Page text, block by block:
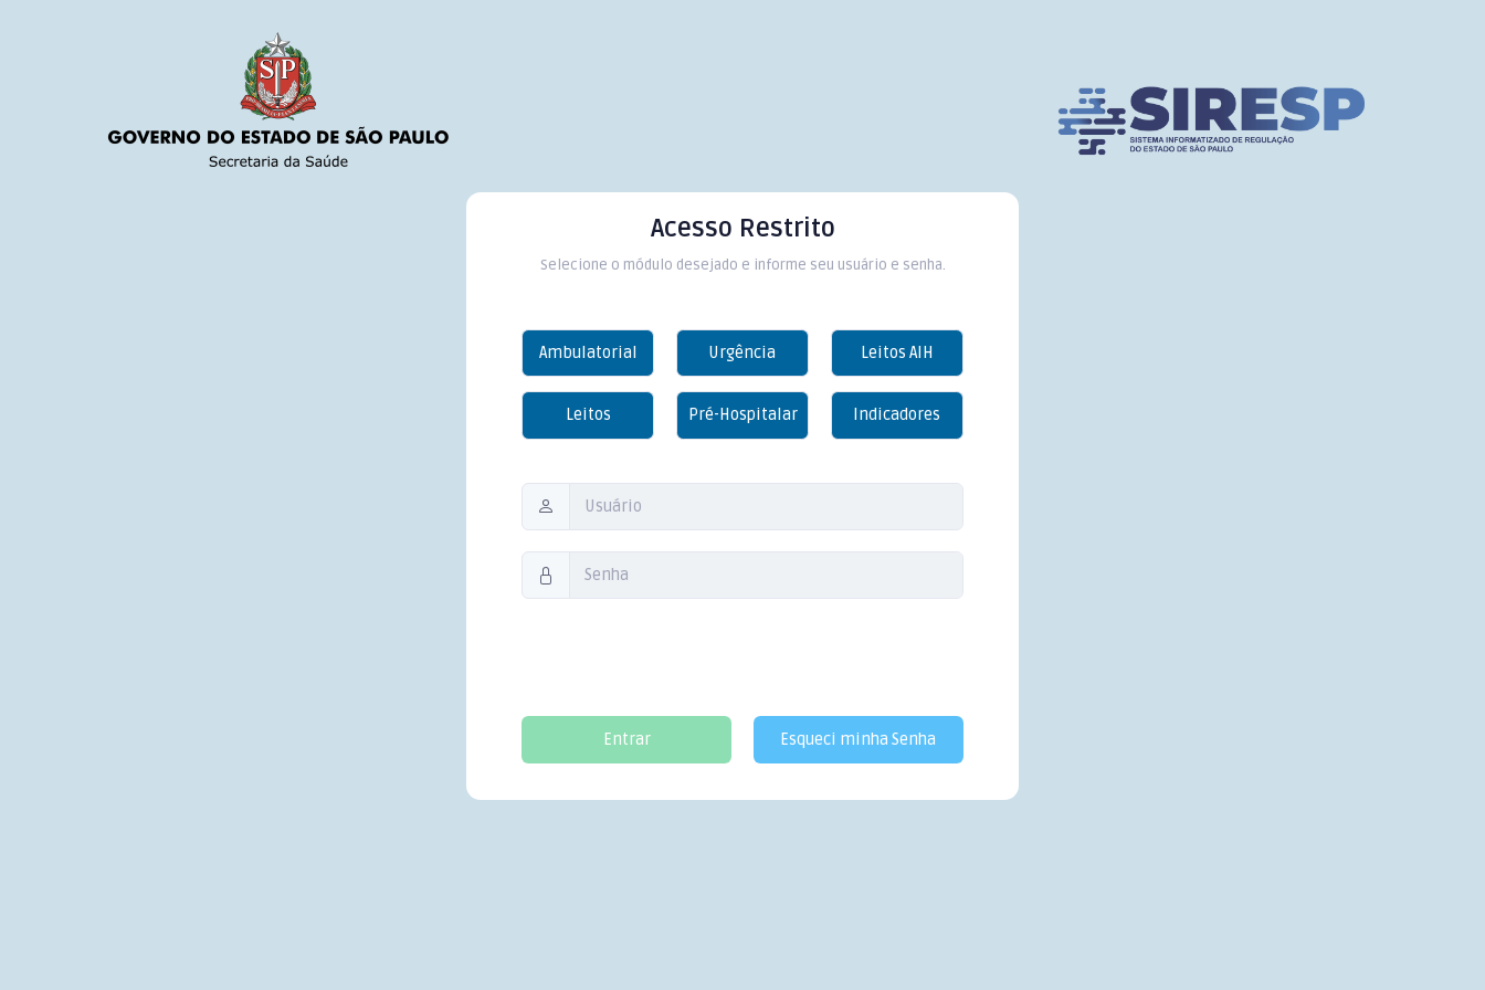
Acesso Restrito
Selecione o módulo desejado e informe seu usuário e senha.
Ambulatorial Urgência Leitos AIH
Leitos Pré-Hospitalar Indicadores
Entrar Esqueci minha Senha